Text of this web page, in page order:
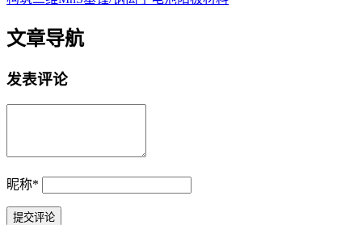
文章导航
发表评论
昵称*